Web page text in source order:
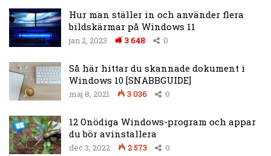
Hur man ställer in och använder flera
bildskärmar på Windows 11
jan 2, 2023 3 648 0
Så här hittar du skannade dokument i
Windows 10 [SNABBGUIDE]
maj 8, 2021 3 036 0
12 Onödiga Windows-program och appar
du bör avinstallera
dec 3, 2022 2 573 0